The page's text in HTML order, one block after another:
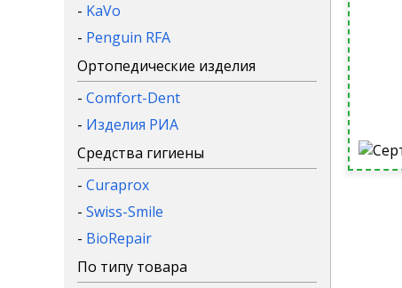
- KaVo
- Penguin RFA
Ортопедические изделия
- Comfort-Dent
- Изделия РИА
Средства гигиены
- Curaprox
- Swiss-Smile
- BioRepair
По типу товара